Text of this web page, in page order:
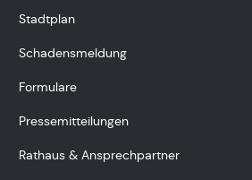
Stadtplan
Schadensmeldung
Formulare
Pressemitteilungen
Rathaus & Ansprechpartner